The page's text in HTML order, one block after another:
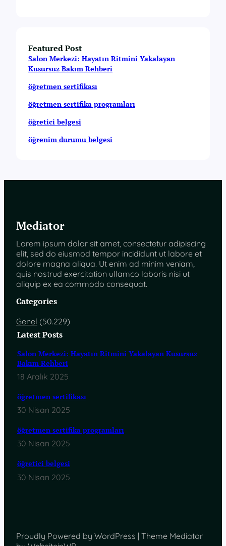
Featured Post
Salon Merkezi: Hayatın Ritmini Yakalayan
Kusursuz Bakım Rehberi
öğretmen sertifikası
öğretmen sertifika programları
öğretici belgesi
öğrenim durumu belgesi
Mediator
Lorem ipsum dolor sit amet, consectetur adipiscing
elit, sed do eiusmod tempor incididunt ut labore et
dolore magna aliqua. Ut enim ad minim veniam,
quis nostrud exercitation ullamco laboris nisi ut
aliquip ex ea commodo consequat.
Categories
Genel (50.229)
Latest Posts
Salon Merkezi: Hayatın Ritmini Yakalayan Kusursuz
Bakım Rehberi
18 Aralık 2025
öğretmen sertifikası
30 Nisan 2025
öğretmen sertifika programları
30 Nisan 2025
öğretici belgesi
30 Nisan 2025
Proudly Powered by WordPress | Theme Mediator